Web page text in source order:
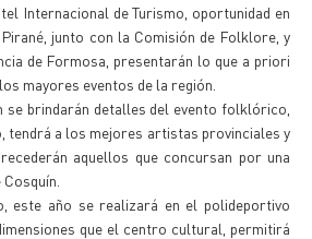
Internacional de Turismo, oportunidad en
junto con la Comisión de Folklore, y
de Formosa, presentarán lo que a priori
mayores eventos de la región.
se brindarán detalles del evento folklórico,
tendrá a los mejores artistas provinciales y
aquellos que concursan por una
este año se realizará en el polideportivo
que el centro cultural, permitirá